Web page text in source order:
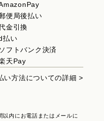
便局後払い
金引換
払い
ソフトバンク決済
天Pay
い方法についての詳細 >
内にお電話またはメールに